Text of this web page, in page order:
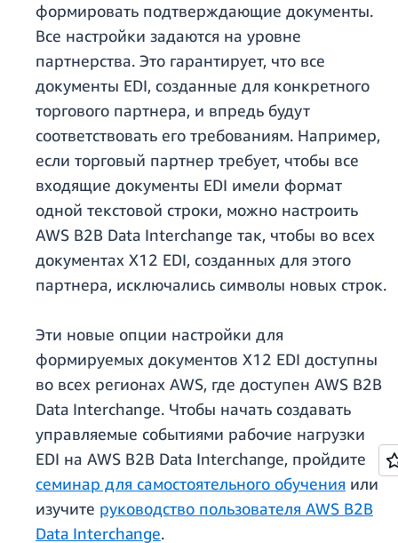
формировать подтверждающие документы.
Все настройки задаются на уровне
партнерства. Это гарантирует, что все
документы EDI, созданные для конкретного
торгового партнера, и впредь будут
соответствовать его требованиям. Например,
если торговый партнер требует, чтобы все
входящие документы EDI имели формат
одной текстовой строки, можно настроить
AWS B2B Data Interchange так, чтобы во всех
документах X12 EDI, созданных для этого
партнера, исключались символы новых строк.
Эти новые опции настройки для
формируемых документов X12 EDI доступны
во всех регионах AWS, где доступен AWS B2B
Data Interchange. Чтобы начать создавать
управляемые событиями рабочие нагрузки
EDI на AWS B2B Data Interchange, пройдите
семинар для самостоятельного обучения или
изучите руководство пользователя AWS B2B
Data Interchange.